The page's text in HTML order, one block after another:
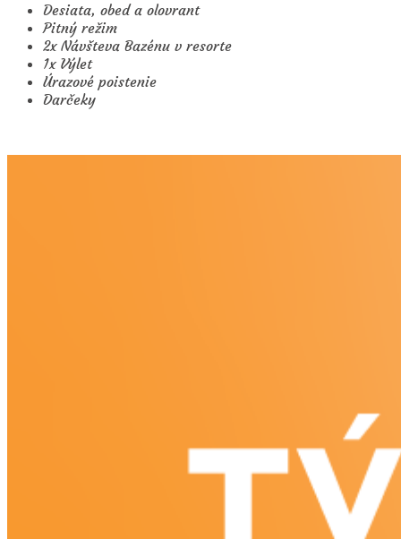
Desiata, obed a olovrant
Pitný režim
2x Návšteva Bazénu v resorte
1x Výlet
Úrazové poistenie
Darčeky